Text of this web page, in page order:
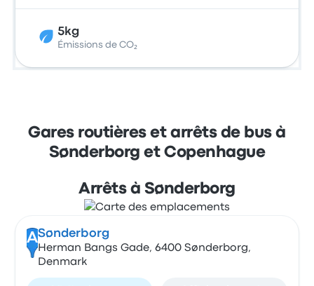
5kg
Émissions de CO₂
Gares routières et arrêts de bus à
Sønderborg et Copenhague
Arrêts à Sønderborg
ASønderborg
Herman Bangs Gade, 6400 Sønderborg,
Denmark